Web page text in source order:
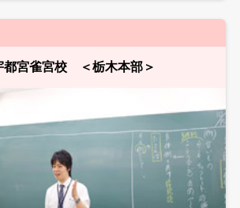
都宮雀宮校 ＜栃木本部＞